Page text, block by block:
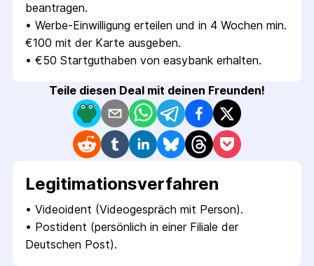
beantragen.
• Werbe-Einwilligung erteilen und in 4 Wochen min.
€100 mit der Karte ausgeben.
• €50 Startguthaben von easybank erhalten.
Teile diesen Deal mit deinen Freunden!
Legitimations­verfahren
• Videoident (Videogespräch mit Person).
• Postident (persönlich in einer Filiale der
Deutschen Post).